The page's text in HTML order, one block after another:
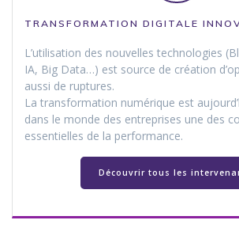
TRANSFORMATION DIGITALE
L’utilisation des nouvelles technologies
IA, Big Data…) est source de création
aussi de ruptures.
La transformation numérique est
dans le monde des entreprises une des
essentielles de la performance.
Découvrir tous les